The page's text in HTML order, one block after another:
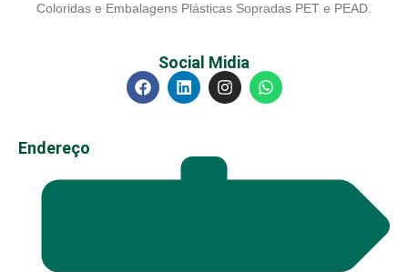
Coloridas e Embalagens Plásticas Sopradas PET e PEAD.
Social Midia
Endereço